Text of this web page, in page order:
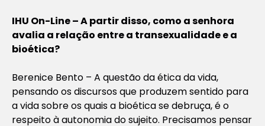
IHU On-Line – A partir disso, como a senhora
avalia a relação entre a transexualidade e a
bioética?
Berenice Bento – A questão da ética da vida,
pensando os discursos que produzem sentido para
a vida sobre os quais a bioética se debruça, é o
respeito à autonomia do sujeito. Precisamos pensar